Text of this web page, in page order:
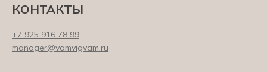
КОНТАКТЫ
+7 925 916 78 99
manager@vamvigvam.ru